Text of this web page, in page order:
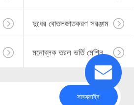
দুধের বোতলজাতকরণ সরঞ্জাম
মনোব্লক তরল ভর্তি মেশিন
সাবস্ক্রাইব